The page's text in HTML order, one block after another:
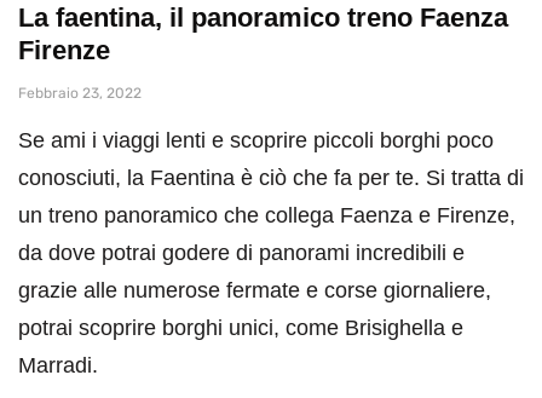
La faentina, il panoramico treno Faenza
Firenze
Febbraio 23, 2022
Se ami i viaggi lenti e scoprire piccoli borghi poco
conosciuti, la Faentina è ciò che fa per te. Si tratta di
un treno panoramico che collega Faenza e Firenze,
da dove potrai godere di panorami incredibili e
grazie alle numerose fermate e corse giornaliere,
potrai scoprire borghi unici, come Brisighella e
Marradi.